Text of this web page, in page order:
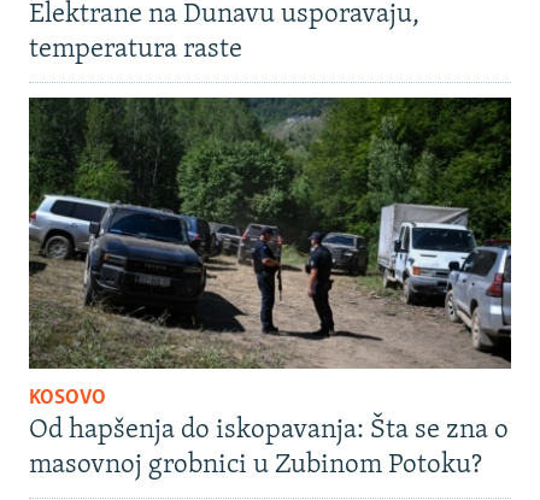
Elektrane na Dunavu usporavaju,
temperatura raste
KOSOVO
Od hapšenja do iskopavanja: Šta se zna o
masovnoj grobnici u Zubinom Potoku?